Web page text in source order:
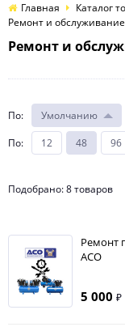
Главная Каталог
Ремонт и
Ремонт и
По: Умолчанию
По: 12 48 96
Подобрано: 8 товаров
Ремонт
АСО
5 000 ₽